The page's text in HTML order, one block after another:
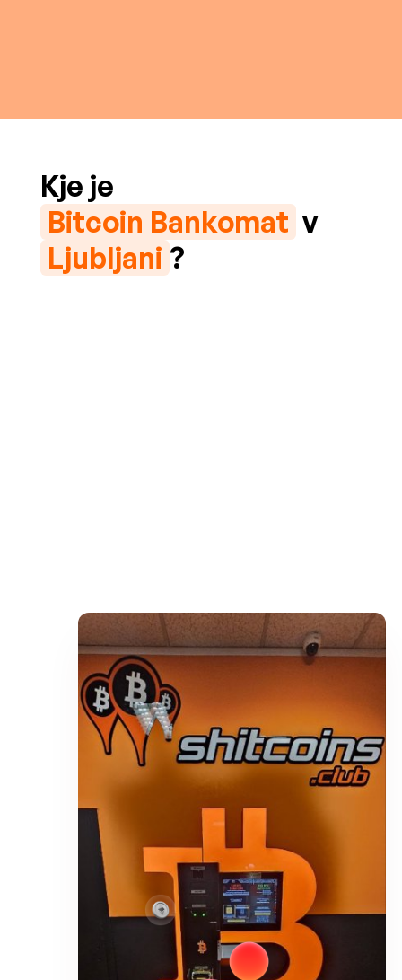
Kje je
Bitcoin Bankomat v
Ljubljani ?